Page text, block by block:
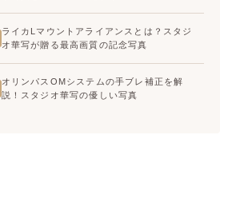
ライカLマウントアライアンスとは？スタジ
オ華写が贈る最高画質の記念写真
オリンパスOMシステムの手ブレ補正を解
説！スタジオ華写の優しい写真